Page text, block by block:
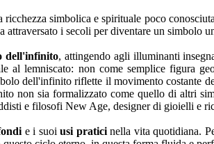
ricchezza simbolica e spirituale poco
i secoli per diventare un simbolo
dell'infinito, attingendo agli illuminanti
al lemniscato: non come semplice figura
dell'infinito riflette il movimento costante
non sia formalizzato come quello di altri
e filosofi New Age, designer di gioielli e
e i suoiusi praticinella vita quotidiana.